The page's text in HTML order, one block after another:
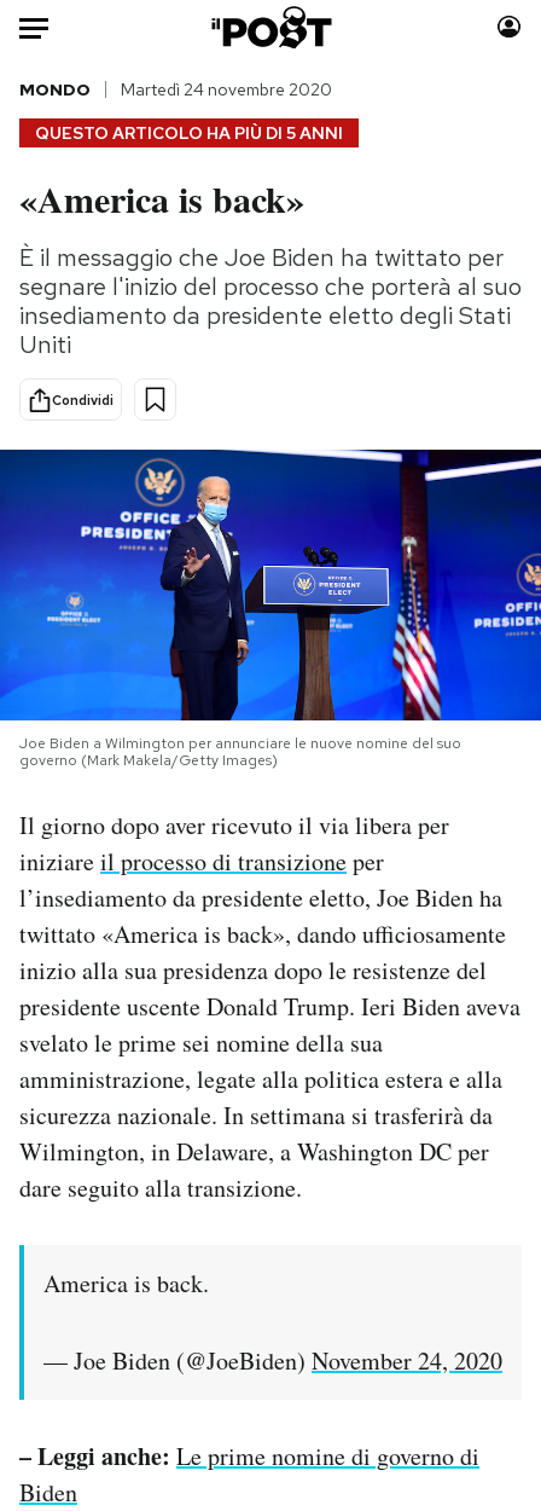
Auto
HOME
Italia
Politica
Tecnologia
Scienza
Cultura
Economia
Consumismi
Storie/Idee
Altrecose
Mondiali calcio 2026
PODCAST
NEWSLETTER
I MIEI PREFERITI
SHOP
CALENDARIO
AREA PERSONALE
Area Personale
Newsletter
Hai bisogno di aiuto?
Esci
QUESTO ARTICOLO HA PIÙ DI 5 ANNI
MONDO Martedì 24 novembre 2020
«America is back»
È il messaggio che Joe Biden ha twittato per
segnare l'inizio del processo che porterà al suo
insediamento da presidente eletto degli Stati
Uniti
Condividi
Joe Biden a Wilmington per annunciare le nuove nomine del suo
governo (Mark Makela/Getty Images)
Il giorno dopo aver ricevuto il via libera per
iniziareil processo di transizioneper
l’insediamento da presidente eletto, Joe Biden ha
twittato «America is back», dando ufficiosamente
inizio alla sua presidenza dopo le resistenze del
presidente uscente Donald Trump. Ieri Biden aveva
svelato le prime sei nomine della sua
amministrazione, legate alla politica estera e alla
sicurezza nazionale. In settimana si trasferirà da
Wilmington, in Delaware, a Washington DC per
dare seguito alla transizione.
America is back.
— Joe Biden (@JoeBiden) November 24, 2020
– Leggi anche: Le prime nomine di governo di
Biden